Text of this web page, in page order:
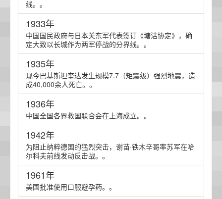
线。。
1933年
中国国民政府与日本关东军代表签订《塘沽协定》，确
定大致以长城作为两军停战的分界线。。
1935年
现今巴基斯坦奎达发生规模7.7（矩震级）强烈地震，造
成40,000余人死亡。。
1936年
中国全国各界救国联合会在上海成立。。
1942年
为阻止纳粹德国的猛烈突击，谢苗·铁木辛哥率苏军在哈
尔科夫前线发动反击战。。
1961年
美国批准使用口服避孕药。。